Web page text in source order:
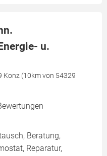
u.
Konz (10km von 54329
Beratung,
Reparatur,